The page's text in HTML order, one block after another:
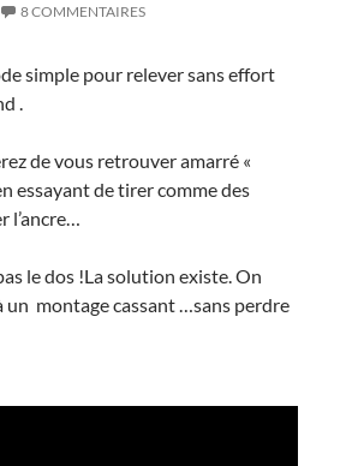
8 COMMENTAIRES
simple pour relever sans effort
.
de vous retrouver amarré «
essayant de tirer comme des
le dos !La solution existe. On
un montage cassant …sans perdre